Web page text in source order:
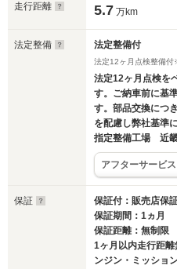
走行距離 5.7 万km
法定整備 法定整備付
法定12ヶ月点検整備
法定12ヶ月点検を
す。ご納車前に基
す。部品交換につ
を配慮し弊社基準
指定整備工場 近
アフターサービ
保証
保証付：販売店保
保証期間：1ヵ月
保証距離：無制限
1ヶ月以内走行距
ンジン・ミッショ